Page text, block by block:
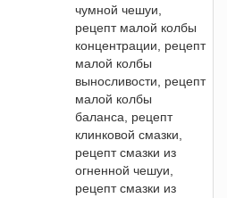
чумной чешуи,
рецепт малой колбы
концентрации, рецепт
малой колбы
выносливости, рецепт
малой колбы
баланса, рецепт
клинковой смазки,
рецепт смазки из
огненной чешуи,
рецепт смазки из